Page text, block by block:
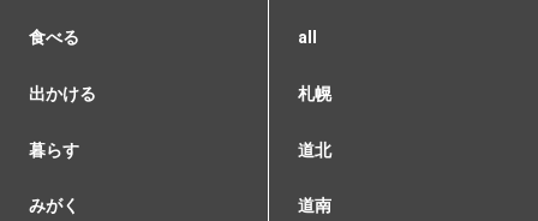
食べる
出かける
暮らす
みがく
all
札幌
道北
道南